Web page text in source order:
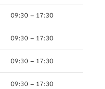
09:30 – 17:30
09:30 – 17:30
09:30 – 17:30
09:30 – 17:30